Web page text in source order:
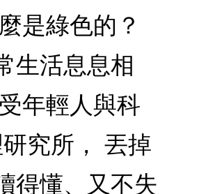
是綠色的？
生活息息相
年輕人與科
究所， 丟掉
得懂、又不失